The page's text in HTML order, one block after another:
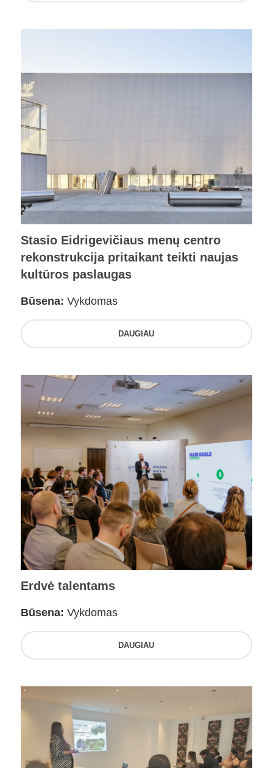
Stasio Eidrigevičiaus menų centro
rekonstrukcija pritaikant teikti naujas
kultūros paslaugas
Būsena: Vykdomas
DAUGIAU
Erdvė talentams
Būsena: Vykdomas
DAUGIAU